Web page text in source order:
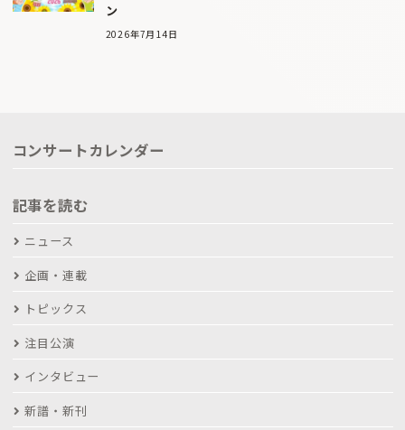
ン
2026年7月14日
コンサートカレンダー
記事を読む
ニュース
企画・連載
トピックス
注目公演
インタビュー
新譜・新刊